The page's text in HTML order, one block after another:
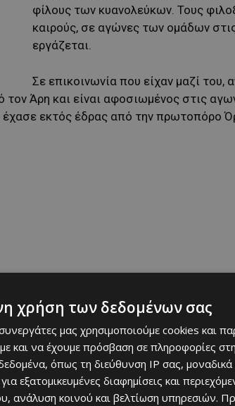
φίλους των κυανολεύκων. Τους
καιρούς, σε αγώνες των ομάδων
εργάζεται.
Σε επικοινωνία που είχαν μαζί του,
Άρη και είναι αφοσιωμένος στις
εκτός έδρας από την πρωτοπόρο
Απόλλωνα, στην παρούσα φάση ο
να δουλέψει ξανά στο νησί.
χρήση των δεδομένων σας
συνεργάτες μας χρησιμοποιούμε cookies και
και να έχουμε πρόσβαση σε πληροφορίες
όπως τη διεύθυνση IP σας, μοναδικά
εξατομικευμένες διαφημίσεις και
ανάλυση κοινού και βελτίωση υπηρεσιών.